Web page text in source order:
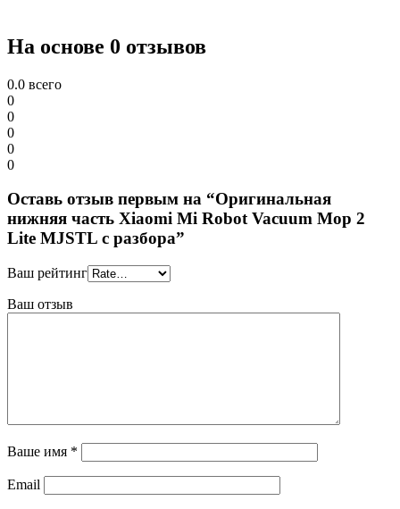
На основе 0 отзывов
0.0 всего
0
0
0
0
0
Оставь отзыв первым на “Оригинальная
нижняя часть Xiaomi Mi Robot Vacuum Mop 2
Lite MJSTL с разбора”
Ваш рейтинг
Ваш отзыв
Ваше имя *
Email